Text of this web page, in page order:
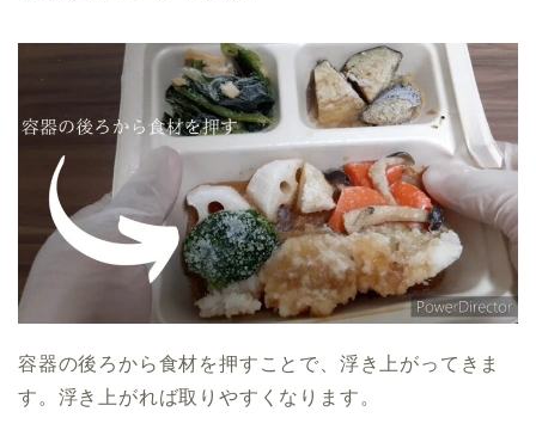
容器の後ろから食材を押すことで、浮き上がってきま
す。浮き上がれば取りやすくなります。